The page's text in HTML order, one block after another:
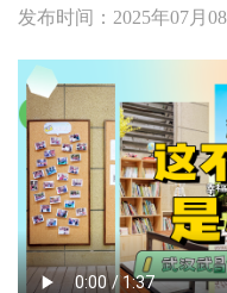
发布时间：2025年07月